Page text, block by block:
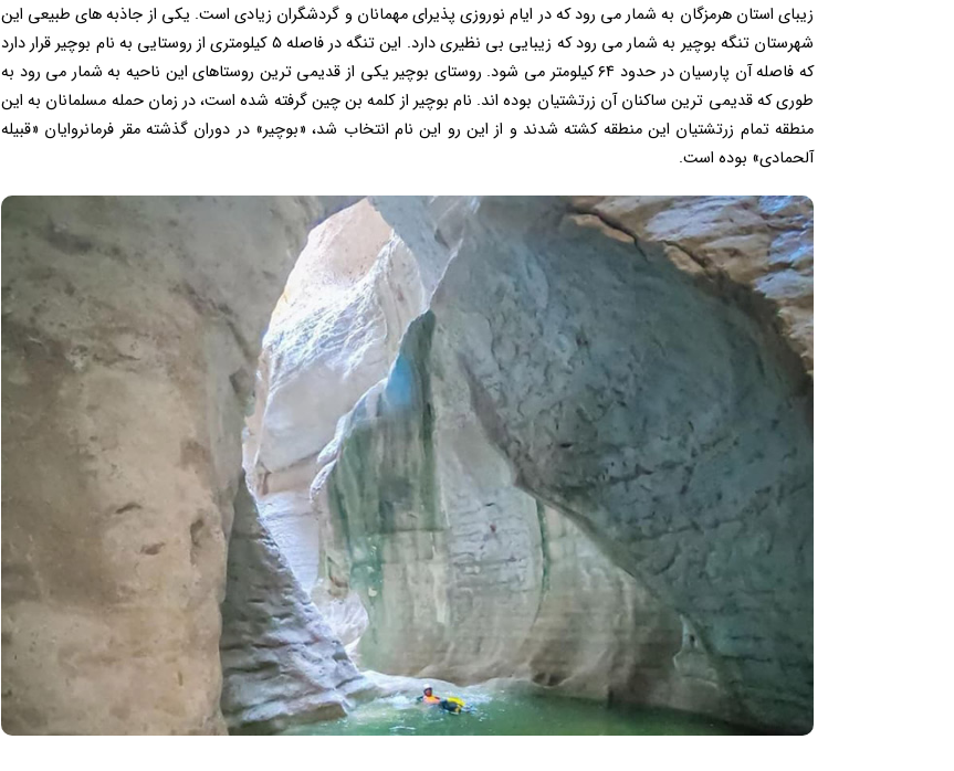
زیبای استان هرمزگان به شمار می رود که در ایام نوروزی پذیرای مهمانان و گردشگران زیادی است. یکی از جاذبه های طبیعی این
شهرستان تنگه بوچیر به شمار می رود که زیبایی بی نظیری دارد. این تنگه در فاصله ۵ کیلومتری از روستایی به نام بوچیر قرار دارد
که فاصله آن پارسیان در حدود ۶۴ کیلومتر می شود. روستای بوچیر یکی از قدیمی ترین روستاهای این ناحیه به شمار می رود به
طوری که قدیمی ترین ساکنان آن زرتشتیان بوده اند. نام بوچیر از کلمه بن چین گرفته شده است، در زمان حمله مسلمانان به این
منطقه تمام زرتشتیان این منطقه کشته شدند و از این رو این نام انتخاب شد، «بوچیر» در دوران گذشته مقر فرمانروایان «قبیله
آلحمادی» بوده ‌است.